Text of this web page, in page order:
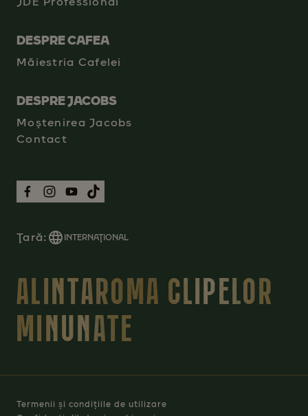
DESPRE CAFEA
Măiestria Cafelei
DESPRE JACOBS
Moștenirea Jacobs
Contact
Ţară: INTERNAŢIONAL
ALINTAROMA CLIPELOR
MINUNATE
Termenii și condițiile de utilizare